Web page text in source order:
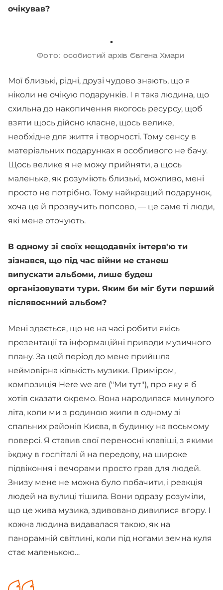
очікував?
Фото: особистий архів Євгена Хмари
Мої близькі, рідні, друзі чудово знають, що я
ніколи не очікую подарунків. І я така людина, що
схильна до накопичення якогось ресурсу, щоб
взяти щось дійсно класне, щось велике,
необхідне для життя і творчості. Тому сенсу в
матеріальних подарунках я особливого не бачу.
Щось велике я не можу прийняти, а щось
маленьке, як розуміють близькі, можливо, мені
просто не потрібно. Тому найкращий подарунок,
хоча це й прозвучить попсово, — це саме ті люди,
які мене оточують.
В одному зі своїх нещодавніх інтерв'ю ти
зізнався, що під час війни не станеш
випускати альбоми, лише будеш
організовувати тури. Яким би міг бути перший
післявоєнний альбом?
Мені здається, що не на часі робити якісь
презентації та інформаційні приводи музичного
плану. За цей період до мене прийшла
неймовірна кількість музики. Приміром,
композиція Here we are ("Ми тут"), про яку я б
хотів сказати окремо. Вона народилася минулого
літа, коли ми з родиною жили в одному зі
спальних районів Києва, в будинку на восьмому
поверсі. Я ставив свої переносні клавіші, з якими
їжджу в госпіталі й на передову, на широке
підвіконня і вечорами просто грав для людей.
Знизу мене не можна було побачити, і реакція
людей на вулиці тішила. Вони одразу розуміли,
що це жива музика, здивовано дивилися вгору. І
кожна людина видавалася такою, як на
панорамній світлині, коли під ногами земна куля
стає маленькою…